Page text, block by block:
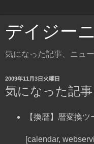
デイジー
気になった記事、ニュ
2009年11月3日火曜日
気になった記
【換暦】暦変換ツ
[calendar,